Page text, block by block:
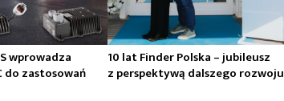
wprowadza
do zastosowań
10 lat Finder Polska – jubileusz
z perspektywą dalszego rozwoju